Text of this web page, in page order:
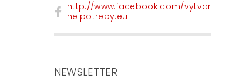
http://www.facebook.com/vytvar
ne.potreby.eu
NEWSLETTER